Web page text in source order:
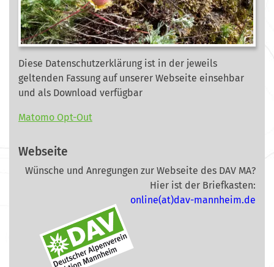
Diese Datenschutzerklärung ist in der jeweils
geltenden Fassung auf unserer Webseite einsehbar
und als Download verfügbar
Matomo Opt-Out
Webseite
Wünsche und Anregungen zur Webseite des DAV MA?
Hier ist der Briefkasten:
online(at)dav-mannheim.de